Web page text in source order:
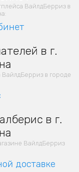
ВайлдБерриз в
в г.
в городе
в г.
ВайлдБерриз
доставке